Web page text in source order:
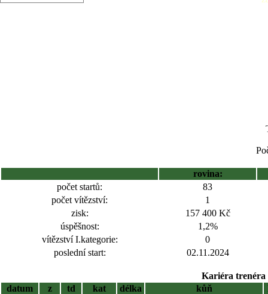
rovina:
počet startů:
83
počet vítězství:
1
zisk:
157 400 Kč
úspěšnost:
1,2%
vítězství I.kategorie:
0
poslední start:
02.11.2024
Kariéra trenéra
datum
z td kat délka kůň